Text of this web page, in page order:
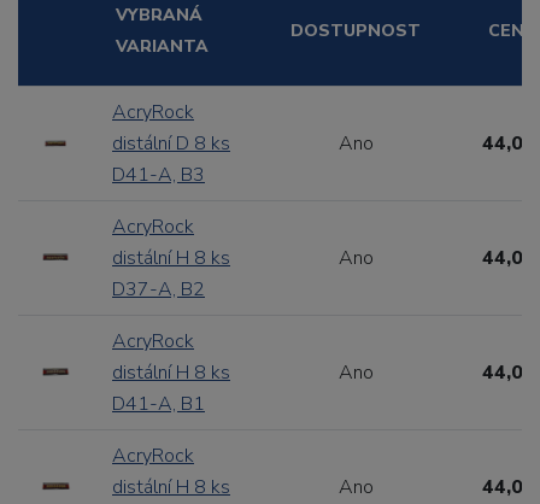
VYBRANÁ
VARIANTA
DOSTUPNOST CENA
AcryRock
distální D 8 ks
D41-A, B3
Ano 44,00
AcryRock
distální H 8 ks
D37-A, B2
Ano 44,00
AcryRock
distální H 8 ks
D41-A, B1
Ano 44,00
AcryRock
distální H 8 ks
Ano 44,00